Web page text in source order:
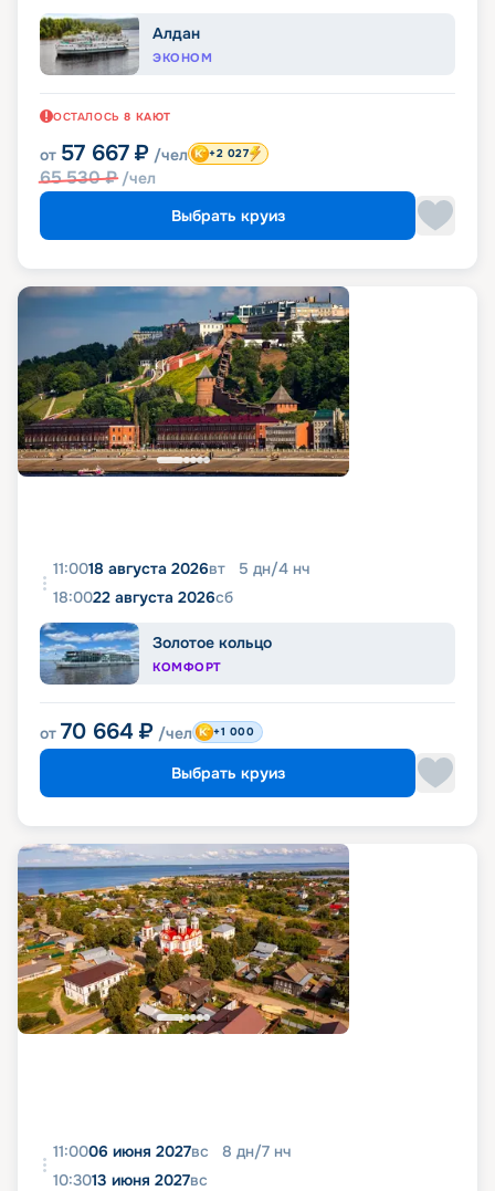
Алдан
ЭКОНОМ
ОСТАЛОСЬ 8 КАЮТ
от 57 667 ₽ /чел
65 530₽ /чел
+2 027
Выбрать круиз
11:0018 августа 2026вт 5 дн/4 нч
18:0022 августа 2026сб
Золотое кольцо
КОМФОРТ
от 70 664 ₽ /чел +1 000
Выбрать круиз
11:0006 июня 2027вс 8 дн/7 нч
10:3013 июня 2027вс